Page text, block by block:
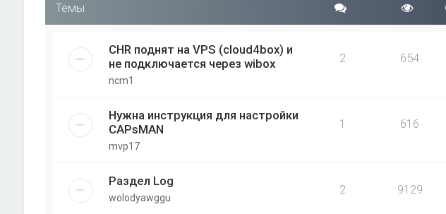
Темы
CHR поднят на VPS (cloud4box) и
не подключается через wibox
ncm1
2 654
Нужна инструкция для настройки
CAPsMAN
mvp17
1 616
Раздел Log
wolodyawggu
2 9129